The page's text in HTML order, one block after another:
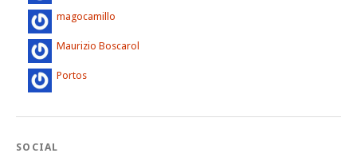
magocamillo
Maurizio Boscarol
Portos
SOCIAL